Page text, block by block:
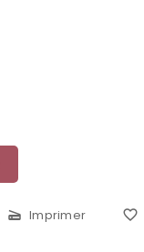
scanner Imprimer favorite_border